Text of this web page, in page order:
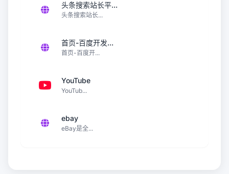
头条搜索站长平...
头条搜索站长...
首页-百度开发...
首页-百度开...
YouTube
YouTub...
ebay
eBay是全...